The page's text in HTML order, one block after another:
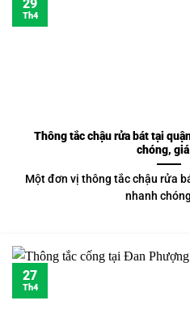
Thông tắc chậu rửa bát tại
chóng,
Một đơn vị thông tắc chậu rửa
nhanh
29
Th4
27
Th4